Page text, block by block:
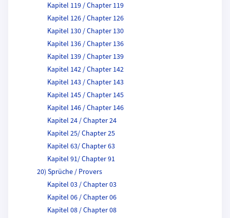
Kapitel 119 / Chapter 119
Kapitel 126 / Chapter 126
Kapitel 130 / Chapter 130
Kapitel 136 / Chapter 136
Kapitel 139 / Chapter 139
Kapitel 142 / Chapter 142
Kapitel 143 / Chapter 143
Kapitel 145 / Chapter 145
Kapitel 146 / Chapter 146
Kapitel 24 / Chapter 24
Kapitel 25/ Chapter 25
Kapitel 63/ Chapter 63
Kapitel 91/ Chapter 91
20) Sprüche / Provers
Kapitel 03 / Chapter 03
Kapitel 06 / Chapter 06
Kapitel 08 / Chapter 08